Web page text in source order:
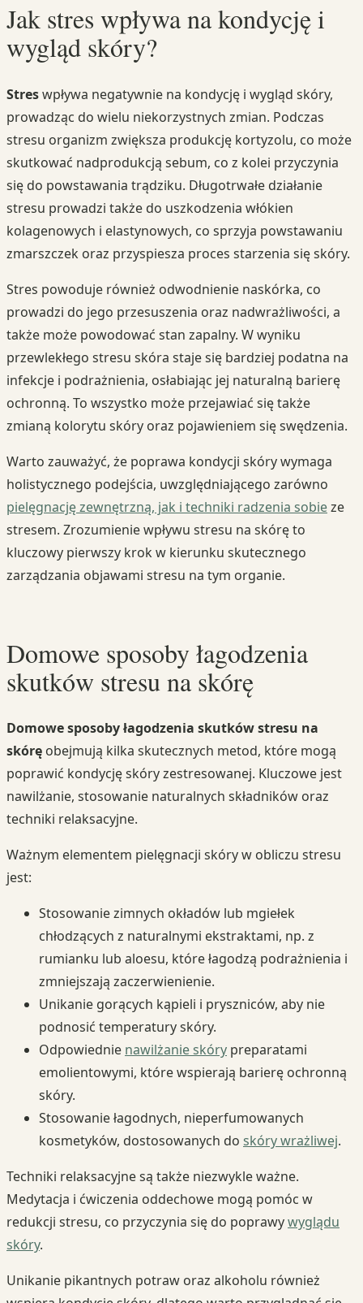
Jak stres wpływa na kondycję i
wygląd skóry?
Streswpływa negatywnie na kondycję i wygląd skóry,
prowadząc do wielu niekorzystnych zmian. Podczas
stresu organizm zwiększa produkcję kortyzolu, co może
skutkować nadprodukcją sebum, co z kolei przyczynia
się do powstawania trądziku. Długotrwałe działanie
stresu prowadzi także do uszkodzenia włókien
kolagenowych i elastynowych, co sprzyja powstawaniu
zmarszczek oraz przyspiesza proces starzenia się skóry.
Stres powoduje również odwodnienie naskórka, co
prowadzi do jego przesuszenia oraz nadwrażliwości, a
także może powodować stan zapalny. W wyniku
przewlekłego stresu skóra staje się bardziej podatna na
infekcje i podrażnienia, osłabiając jej naturalną barierę
ochronną. To wszystko może przejawiać się także
zmianą kolorytu skóry oraz pojawieniem się swędzenia.
Warto zauważyć, że poprawa kondycji skóry wymaga
holistycznego podejścia, uwzględniającego zarówno
pielęgnację zewnętrzną, jak i techniki radzenia sobieze
stresem. Zrozumienie wpływu stresu na skórę to
kluczowy pierwszy krok w kierunku skutecznego
zarządzania objawami stresu na tym organie.
Domowe sposoby łagodzenia
skutków stresu na skórę
Domowe sposoby łagodzenia skutków stresu na
skórę obejmują kilka skutecznych metod, które mogą
poprawić kondycję skóry zestresowanej. Kluczowe jest
nawilżanie, stosowanie naturalnych składników oraz
techniki relaksacyjne.
Ważnym elementem pielęgnacji skóry w obliczu stresu
jest:
Stosowanie zimnych okładów lub mgiełek
chłodzących z naturalnymi ekstraktami, np. z
rumianku lub aloesu, które łagodzą podrażnienia i
zmniejszają zaczerwienienie.
Unikanie gorących kąpieli i pryszniców, aby nie
podnosić temperatury skóry.
Odpowiednie nawilżanie skóry preparatami
emolientowymi, które wspierają barierę ochronną
skóry.
Stosowanie łagodnych, nieperfumowanych
kosmetyków, dostosowanych do skóry wrażliwej.
Techniki relaksacyjne są także niezwykle ważne.
Medytacja i ćwiczenia oddechowe mogą pomóc w
redukcji stresu, co przyczynia się do poprawywyglądu
skóry.
Unikanie pikantnych potraw oraz alkoholu również